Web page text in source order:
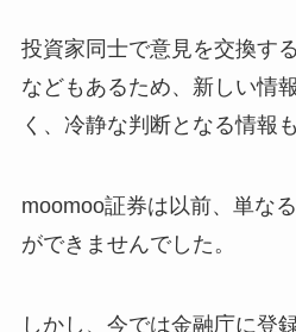
投資家同士で意見を交換す
などもあるため、新しい情
く、冷静な判断となる情報
moomoo証券は以前、単な
ができませんでした。
しかし、今では金融庁に登